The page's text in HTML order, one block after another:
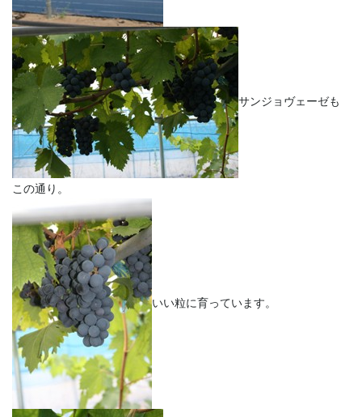
サンジョヴェーゼも
この通り。
いい粒に育っています。